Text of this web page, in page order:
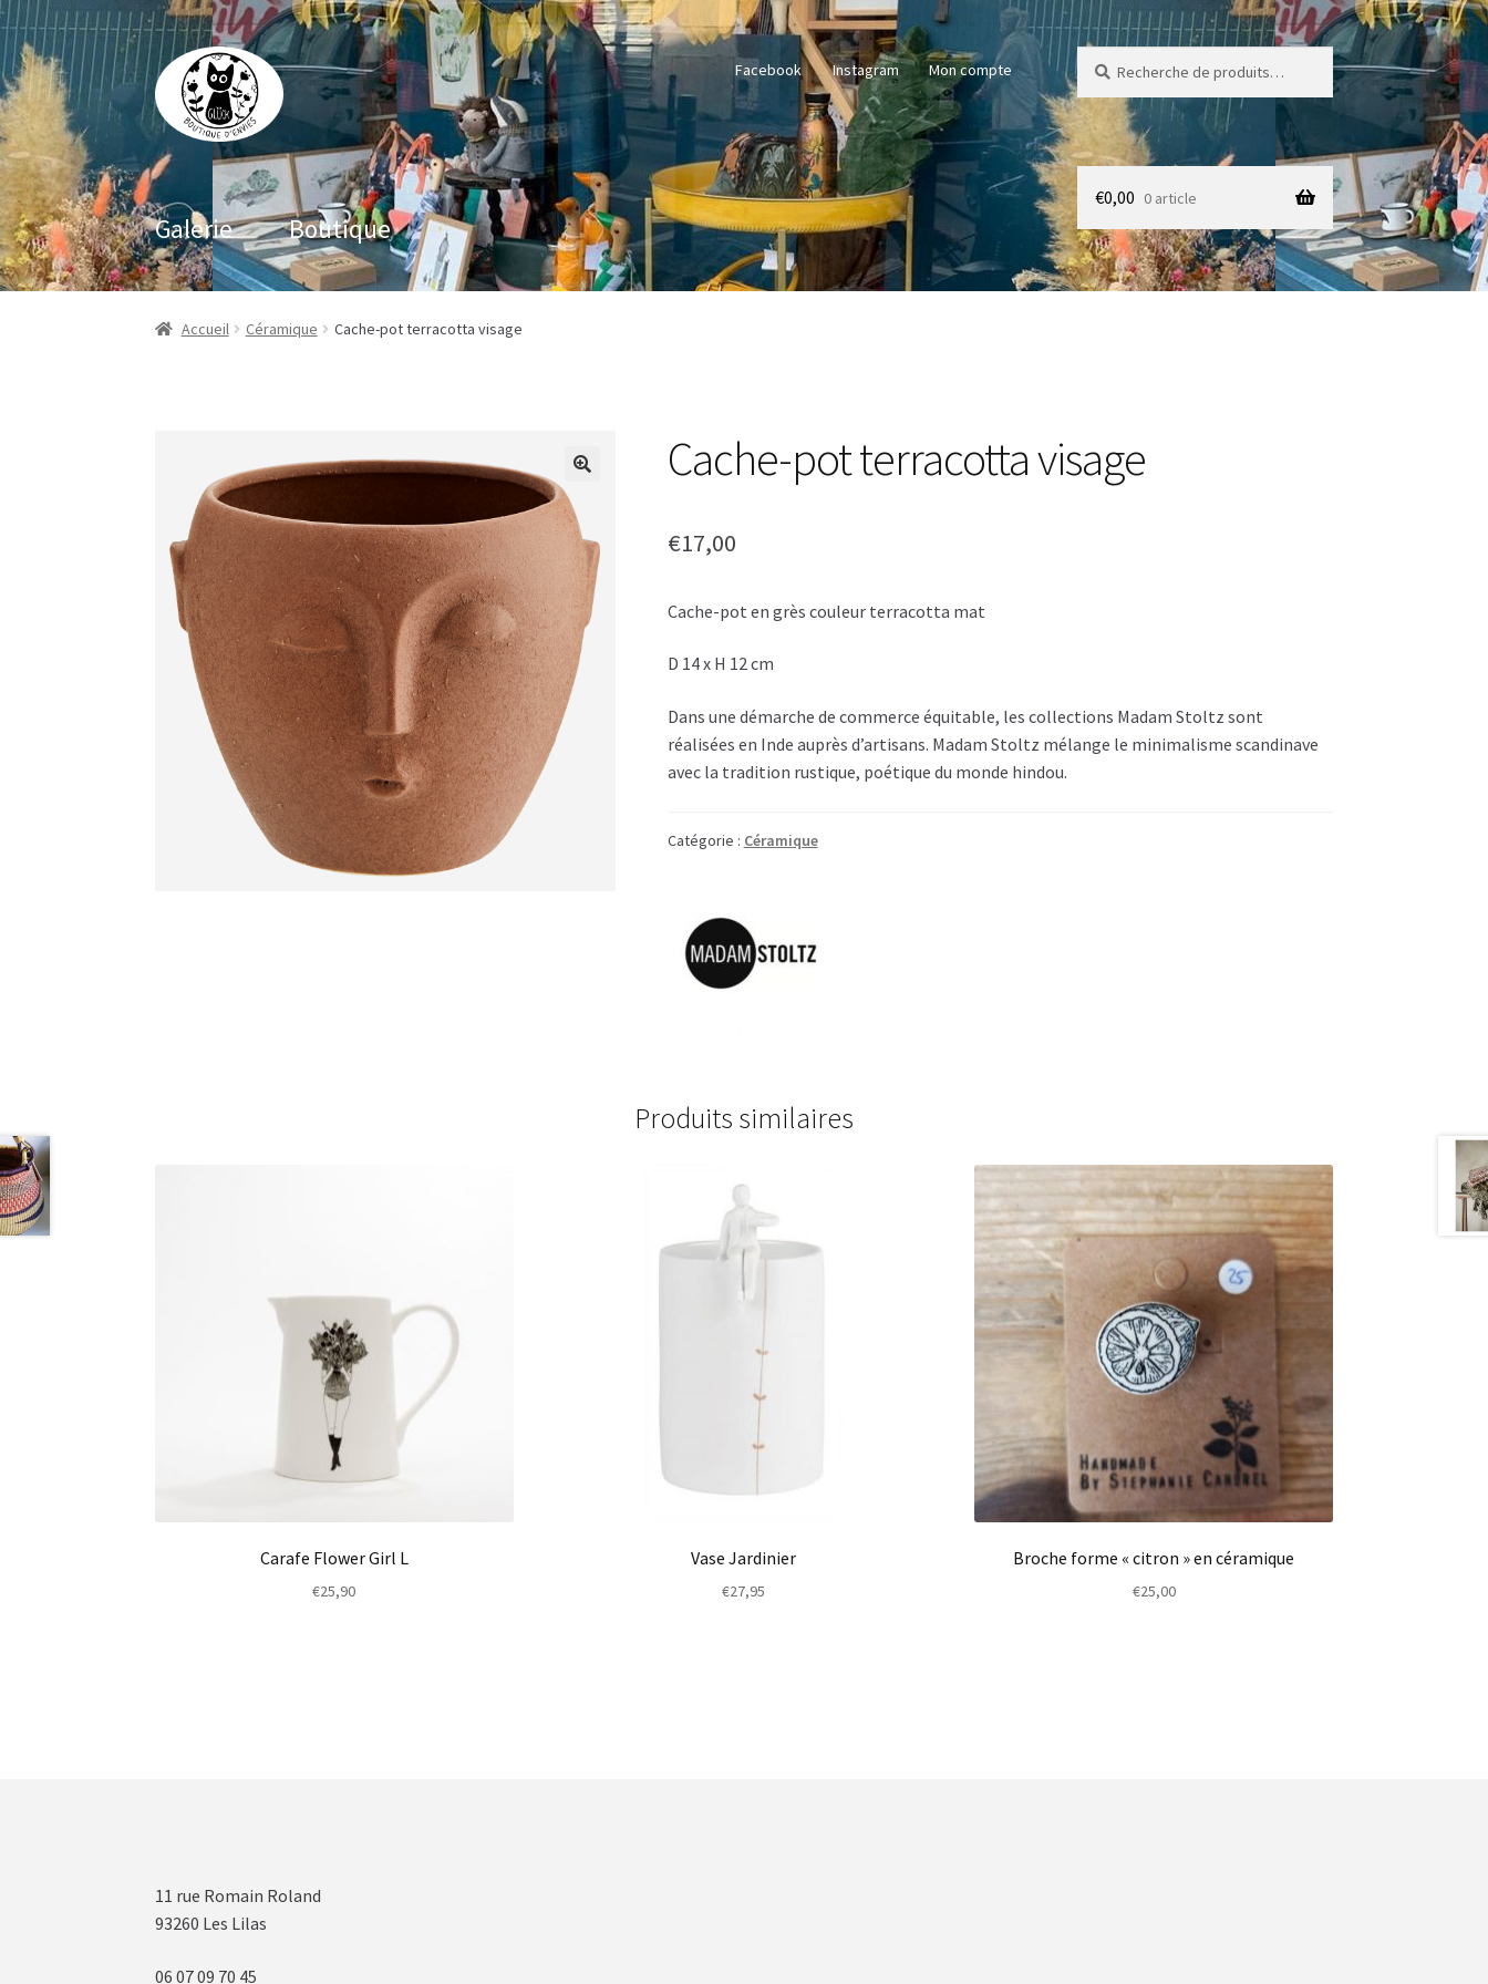
Aller
à
la
navigation
Aller
au
contenu
Facebook Instagram Mon compte
Recherche
pour :
Recherche
Galerie Boutique
€0,00 0 article
Accueil Céramique Cache-pot terracotta visage
Cache-pot terracotta visage
€17,00
Cache-pot en grès couleur terracotta mat
D 14 x H 12 cm
Dans une démarche de commerce équitable, les collections Madam Stoltz sont
réalisées en Inde auprès d’artisans. Madam Stoltz mélange le minimalisme scandinave
avec la tradition rustique, poétique du monde hindou.
Catégorie : Céramique
Produits similaires
Carafe Flower Girl L
€25,90
Vase Jardinier
€27,95
Broche forme « citron » en céramique
€25,00
11 rue Romain Roland
93260 Les Lilas
06 07 09 70 45